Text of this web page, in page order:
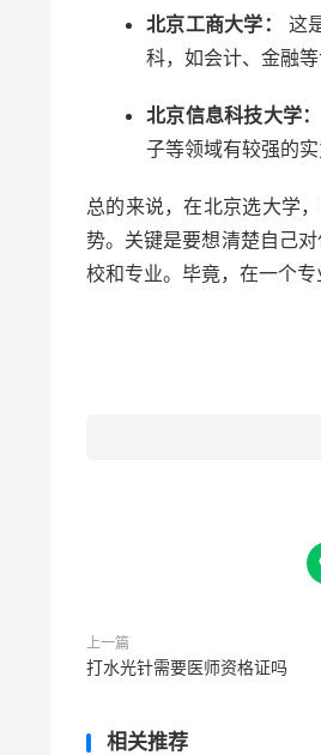
北京工商大学：
这
科，如会计、金融等
北京信息科技大学：
子等领域有较强的
总的来说，在北京选大学
势。关键是要想清楚自己
校和专业。毕竟，在一个专
上一篇
打水光针需要医师资格证吗
相关推荐